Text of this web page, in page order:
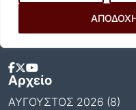
Αποδέχομαι τους
Social Media
Αρχείο
ΑΎΓΟΥΣΤΟΣ 2026 (8)